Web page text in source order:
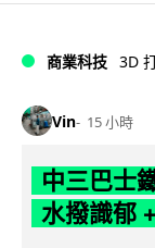
商業科技 3D
Vin 15 小時
中三巴士
水撥識郁